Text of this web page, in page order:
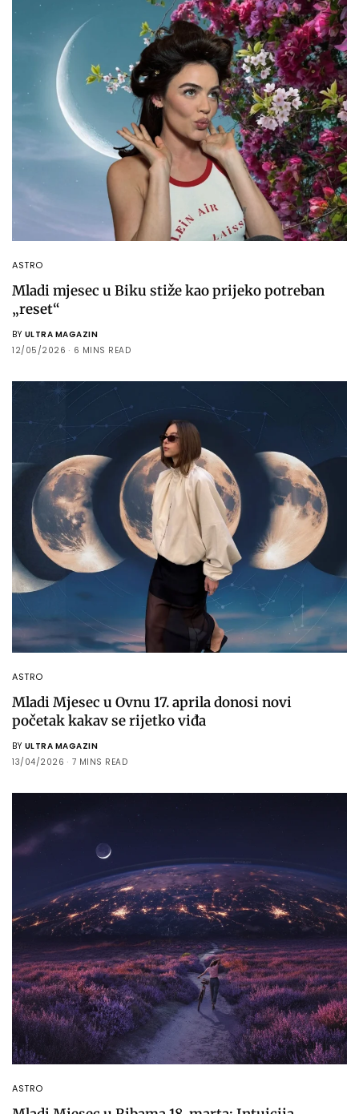
ASTRO
Mladi mjesec u Biku stiže kao prijeko potreban
„reset“
BY ULTRA MAGAZIN
12/05/2026
6 MINS READ
ASTRO
Mladi Mjesec u Ovnu 17. aprila donosi novi
početak kakav se rijetko viđa
BY ULTRA MAGAZIN
13/04/2026
7 MINS READ
ASTRO